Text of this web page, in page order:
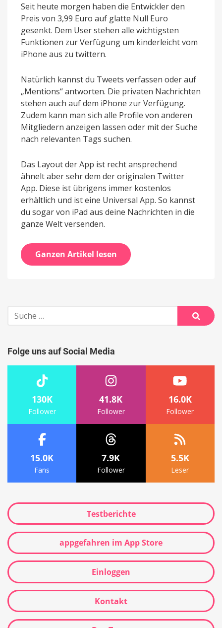
Seit heute morgen haben die Entwickler den
Preis von 3,99 Euro auf glatte Null Euro
gesenkt. Dem User stehen alle wichtigsten
Funktionen zur Verfügung um kinderleicht vom
iPhone aus zu twittern.
Natürlich kannst du Tweets verfassen oder auf
„Mentions“ antworten. Die privaten Nachrichten
stehen auch auf dem iPhone zur Verfügung.
Zudem kann man sich alle Profile von anderen
Mitgliedern anzeigen lassen oder mit der Suche
nach relevanten Tags suchen.
Das Layout der App ist recht ansprechend
ähnelt aber sehr dem der originalen Twitter
App. Diese ist übrigens immer kostenlos
erhältlich und ist eine Universal App. So kannst
du sogar von iPad aus deine Nachrichten in die
ganze Welt versenden.
Ganzen Artikel lesen
Suche
nach:
Suche
Folge uns auf Social Media
130K
Follower
41.8K
Follower
16.0K
Follower
15.0K
Fans
7.9K
Follower
5.5K
Leser
Testberichte
appgefahren im App Store
Einloggen
Kontakt